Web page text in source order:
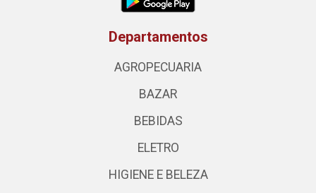
Departamentos
AGROPECUARIA
BAZAR
BEBIDAS
ELETRO
HIGIENE E BELEZA